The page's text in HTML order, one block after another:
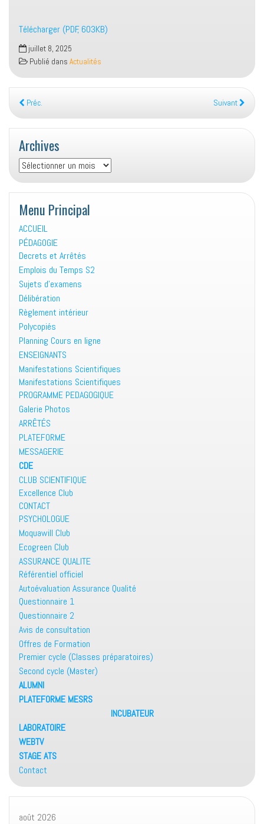
Télécharger (PDF, 603KB)
juillet 8, 2025
Publié dans Actualités
Préc. Suivant
Archives
Archives
Menu Principal
ACCUEIL
PÉDAGOGIE
Decrets et Arrêtés
Emplois du Temps S2
Sujets d’examens
Délibération
Règlement intérieur
Polycopiés
Planning Cours en ligne
ENSEIGNANTS
Manifestations Scientifiques
Manifestations Scientifiques
PROGRAMME PEDAGOGIQUE
Galerie Photos
ARRÊTÉS
PLATEFORME
MESSAGERIE
CDE
CLUB SCIENTIFIQUE
Excellence Club
CONTACT
PSYCHOLOGUE
Moquawill Club
Ecogreen Club
ASSURANCE QUALITE
Référentiel officiel
Autoévaluation Assurance Qualité
Questionnaire 1
Questionnaire 2
Avis de consultation
Offres de Formation
Premier cycle (Classes préparatoires)
Second cycle (Master)
ALUMNI
PLATEFORME MESRS
INCUBATEUR
LABORATOIRE
WEBTV
STAGE ATS
Contact
août 2026